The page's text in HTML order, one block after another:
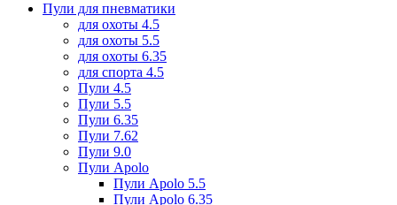
Пули для пневматики
для охоты 4.5
для охоты 5.5
для охоты 6.35
для спорта 4.5
Пули 4.5
Пули 5.5
Пули 6.35
Пули 7.62
Пули 9.0
Пули Apolo
Пули Apolo 5.5
Пули Apolo 6.35